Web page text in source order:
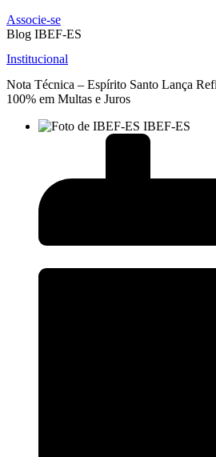
Associe-se
Blog IBEF-ES
Institucional
Nota Técnica – Espírito Santo Lança
100% em Multas e Juros
IBEF-ES